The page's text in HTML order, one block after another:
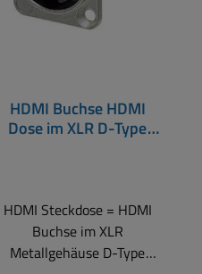
HDMI Buchse HDMI
Dose im XLR D-Type
HDMI Steckdose = HDMI
Buchse im XLR
Metallgehäuse D-Type